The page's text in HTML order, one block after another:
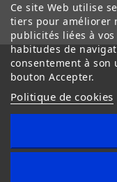
Ce site Web utilise
tiers pour améliorer
publicités liées à
habitudes de
consentement à
bouton Accepter.
Politique de cookies